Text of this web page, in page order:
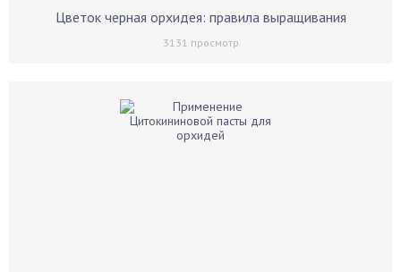
Цветок черная орхидея: правила выращивания
3131 просмотр